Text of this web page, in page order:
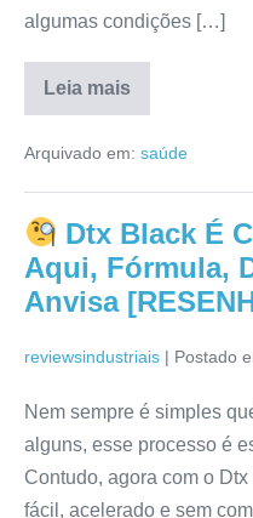
algumas condições […]
Leia mais
FigLiver
Mesmo?
Composição,
Comprar,
Como
Usar
[RESENHA]
Arquivado em: saúde
Dtx Black É
Aqui, Fórmula,
Anvisa
reviewsindustriais | Postado
Nem sempre é simples
alguns, esse processo é
Contudo, agora com o
fácil, acelerado e sem